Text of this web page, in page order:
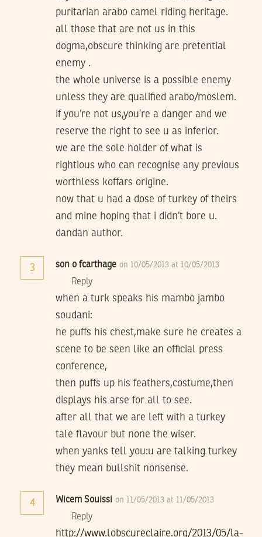
puritarian arabo camel riding heritage.
all those that are not us in this
dogma,obscure thinking are pretential
enemy .
the whole universe is a possible enemy
unless they are qualified arabo/moslem.
if you’re not us,you’re a danger and we
reserve the right to see u as inferior.
we are the sole holder of what is
rightious who can recognise any previous
worthless koffars origine.
now that u had a dose of turkey of theirs
and mine hoping that i didn’t bore u.
dandan author.
3 son o fcarthage on 10/05/2013 at 10/05/2013
Reply
when a turk speaks his mambo jambo
soudani:
he puffs his chest,make sure he creates a
scene to be seen like an official press
conference,
then puffs up his feathers,costume,then
displays his arse for all to see.
after all that we are left with a turkey
tale flavour but none the wiser.
when yanks tell you:u are talking turkey
they mean bullshit nonsense.
4 Wicem Souissi on 11/05/2013 at 11/05/2013
Reply
http://www.lobscureclaire.org/2013/05/la-